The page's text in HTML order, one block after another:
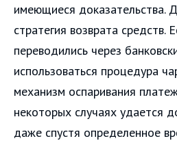
имеющиеся доказательства.
стратегия возврата средств.
переводились через
использоваться процедура
механизм оспаривания
некоторых случаях удается
даже спустя определенное